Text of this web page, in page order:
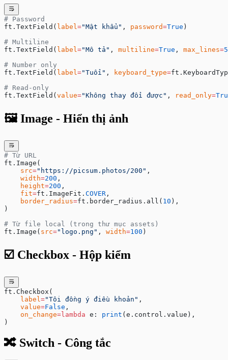
# Password
ft.TextField( label ="Mật khẩu" , password=True )
# Multiline
ft.TextField( label ="Mô tả" , multiline=True , max_lines=5
# Number only
ft.TextField( label ="Tuổi" , keyboard_type=
# Read-only
ft.TextField(value="Không thay đổi được" , read_only=
🖼️ Image - Hiển thị ảnh
# Từ URL
ft.Image(
    src
="https://picsum.photos/200" ,
    width
=200 ,
    height
=200 ,
    fit
=ft.ImageFit. COVER ,
    border_radius
=ft.border_radius.all( 10 ),
)
# Từ file local (trong thư mục assets)
ft.Image( src="logo.png" , width=100 )
☑️ Checkbox - Hộp kiểm
ft.Checkbox(
    label
="Tôi đồng ý điều khoản" ,
    value
=False ,
    on_change
=lambda e: print (e.control.value),
)
🔀 Switch - Công tắc